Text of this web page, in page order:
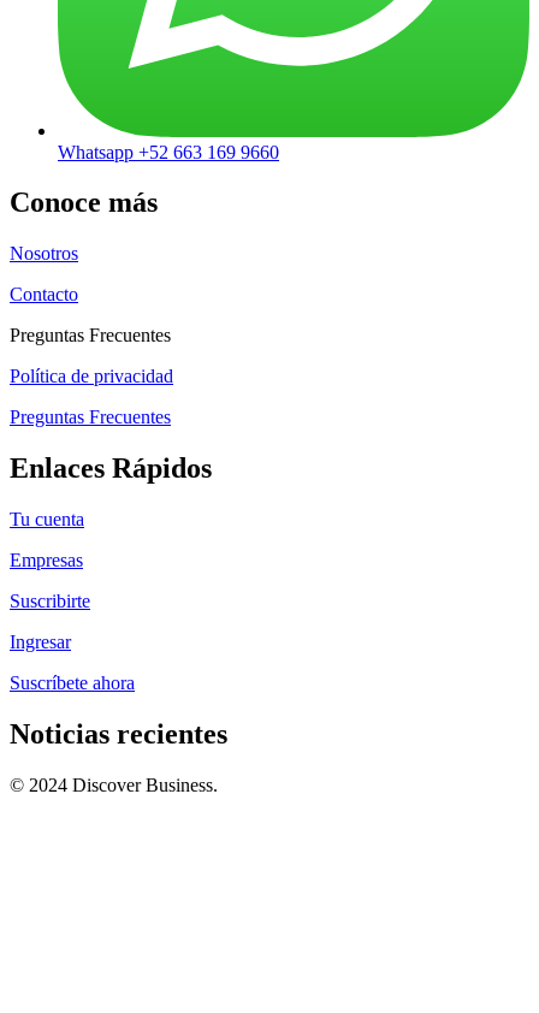
Whatsapp +52 663 169 9660
Conoce más
Nosotros
Contacto
Preguntas Frecuentes
Política de privacidad
Preguntas Frecuentes
Enlaces Rápidos
Tu cuenta
Empresas
Suscribirte
Ingresar
Suscríbete ahora
Noticias recientes
© 2024 Discover Business.